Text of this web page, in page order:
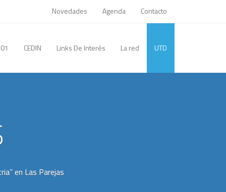
Novedades Agenda Contacto
CEDIN Links De Interés La red UTD
en Las Parejas